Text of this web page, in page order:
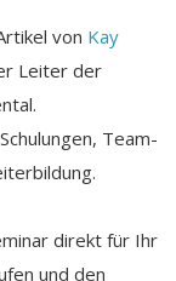
von Kay
Leiter der
Team-
direkt für Ihr
und den